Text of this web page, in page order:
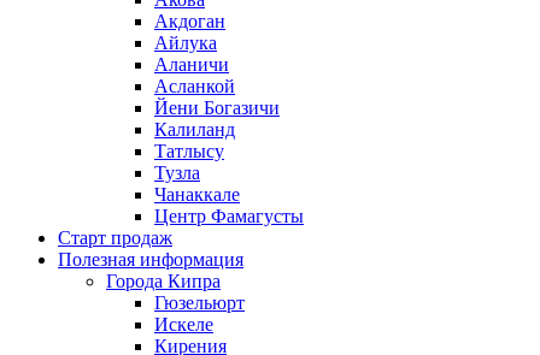
Акдоган
Айлука
Аланичи
Асланкой
Йени Богазичи
Калиланд
Татлысу
Тузла
Чанаккале
Центр Фамагусты
Старт продаж
Полезная информация
Города Кипра
Гюзельюрт
Искеле
Кирения